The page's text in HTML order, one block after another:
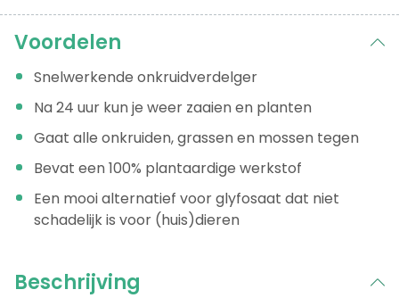
Voordelen
Snelwerkende onkruidverdelger
Na 24 uur kun je weer zaaien en planten
Gaat alle onkruiden, grassen en mossen tegen
Bevat een 100% plantaardige werkstof
Een mooi alternatief voor glyfosaat dat niet
schadelijk is voor (huis)dieren
Beschrijving